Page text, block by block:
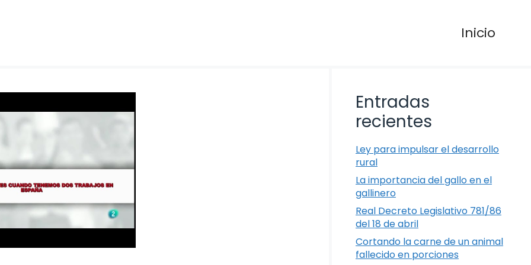
Inicio
Entradas
recientes
Ley para impulsar el desarrollo
rural
La importancia del gallo en el
gallinero
Real Decreto Legislativo 781/86
del 18 de abril
Cortando la carne de un animal
fallecido en porciones